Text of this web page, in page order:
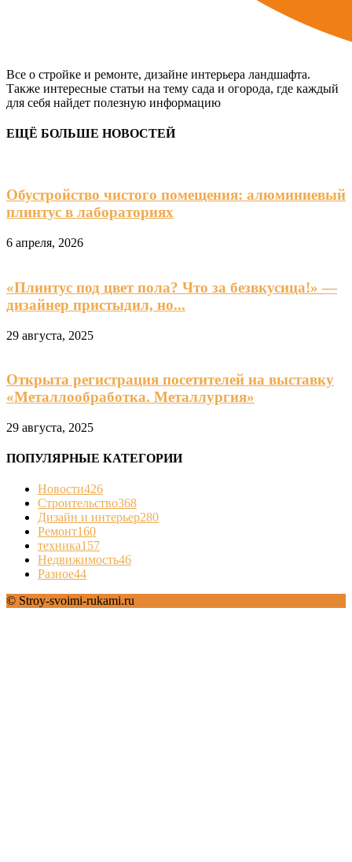
Все о стройке и ремонте, дизайне интерьера ландшафта.
Также интересные статьи на тему сада и огорода, где каждый
для себя найдет полезную информацию
ЕЩЁ БОЛЬШЕ НОВОСТЕЙ
Обустройство чистого помещения: алюминиевый
плинтус в лабораториях
6 апреля, 2026
«Плинтус под цвет пола? Что за безвкусица!» —
дизайнер пристыдил, но...
29 августа, 2025
Открыта регистрация посетителей на выставку
«Металлообработка. Металлургия»
29 августа, 2025
ПОПУЛЯРНЫЕ КАТЕГОРИИ
Новости426
Строительство368
Дизайн и интерьер280
Ремонт160
техника157
Недвижимость46
Разное44
© Stroy-svoimi-rukami.ru